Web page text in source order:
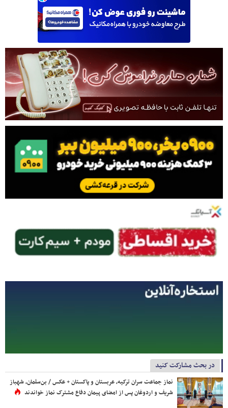
در بحث مشارکت کنید
نماز جماعت سران ترکیه، عربستان و پاکستان + عکس / بن‌سلمان، شهباز
شریف و اردوغان پس از امضای پیمان دفاع مشترک نماز خواندند